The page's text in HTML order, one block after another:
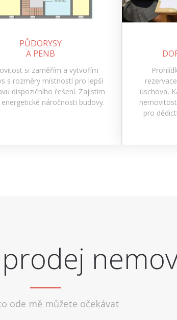
PŮDORYSY
A PENB
si zaměřím a vytvořím
s rozměry místností pro lepší
dispozičního řešení. Zajistím
energetické náročnosti budovy.
úschova,
pro
ode mě můžete očekávat